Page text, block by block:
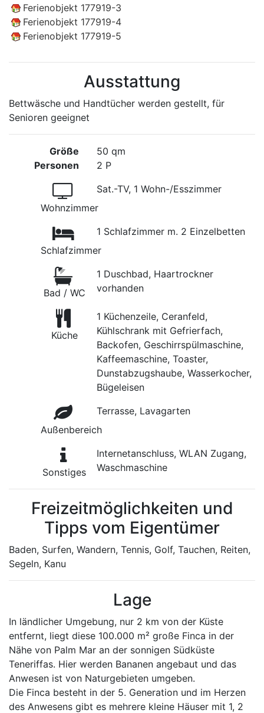
Ferienobjekt 177919-3
Ferienobjekt 177919-4
Ferienobjekt 177919-5
Ausstattung
Bettwäsche und Handtücher werden gestellt, für
Senioren geeignet
Größe
Personen
50 qm
2 P
Wohnzimmer
Sat.-TV, 1 Wohn-/Esszimmer
Schlafzimmer
1 Schlafzimmer m. 2 Einzelbetten
Bad / WC
1 Duschbad, Haartrockner
vorhanden
Küche
1 Küchenzeile, Ceranfeld,
Kühlschrank mit Gefrierfach,
Backofen, Geschirrspülmaschine,
Kaffeemaschine, Toaster,
Dunstabzugshaube, Wasserkocher,
Bügeleisen
Außenbereich
Terrasse, Lavagarten
Sonstiges
Internetanschluss, WLAN Zugang,
Waschmaschine
Freizeitmöglichkeiten und
Tipps vom Eigentümer
Baden, Surfen, Wandern, Tennis, Golf, Tauchen, Reiten,
Segeln, Kanu
Lage
In ländlicher Umgebung, nur 2 km von der Küste
entfernt, liegt diese 100.000 m² große Finca in der
Nähe von Palm Mar an der sonnigen Südküste
Teneriffas. Hier werden Bananen angebaut und das
Anwesen ist von Naturgebieten umgeben.
Die Finca besteht in der 5. Generation und im Herzen
des Anwesens gibt es mehrere kleine Häuser mit 1, 2